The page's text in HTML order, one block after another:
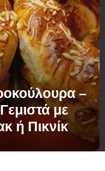
–
με
ή Πικνίκ